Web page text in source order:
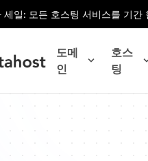
세일: 모든 호스팅 서비스를 기
도메
인
호스
팅